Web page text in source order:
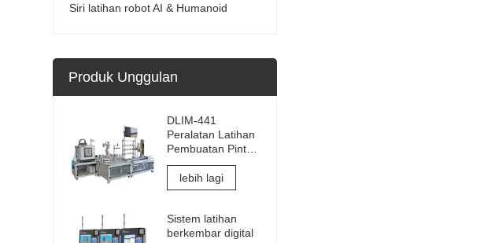
Siri latihan robot AI & Humanoid
Produk Unggulan
DLIM-441
Peralatan Latihan
Pembuatan Pintar
Industri 4.0 Sistem
Latihan Makmal
Industri 4.0
lebih lagi
Sistem latihan
berkembar digital